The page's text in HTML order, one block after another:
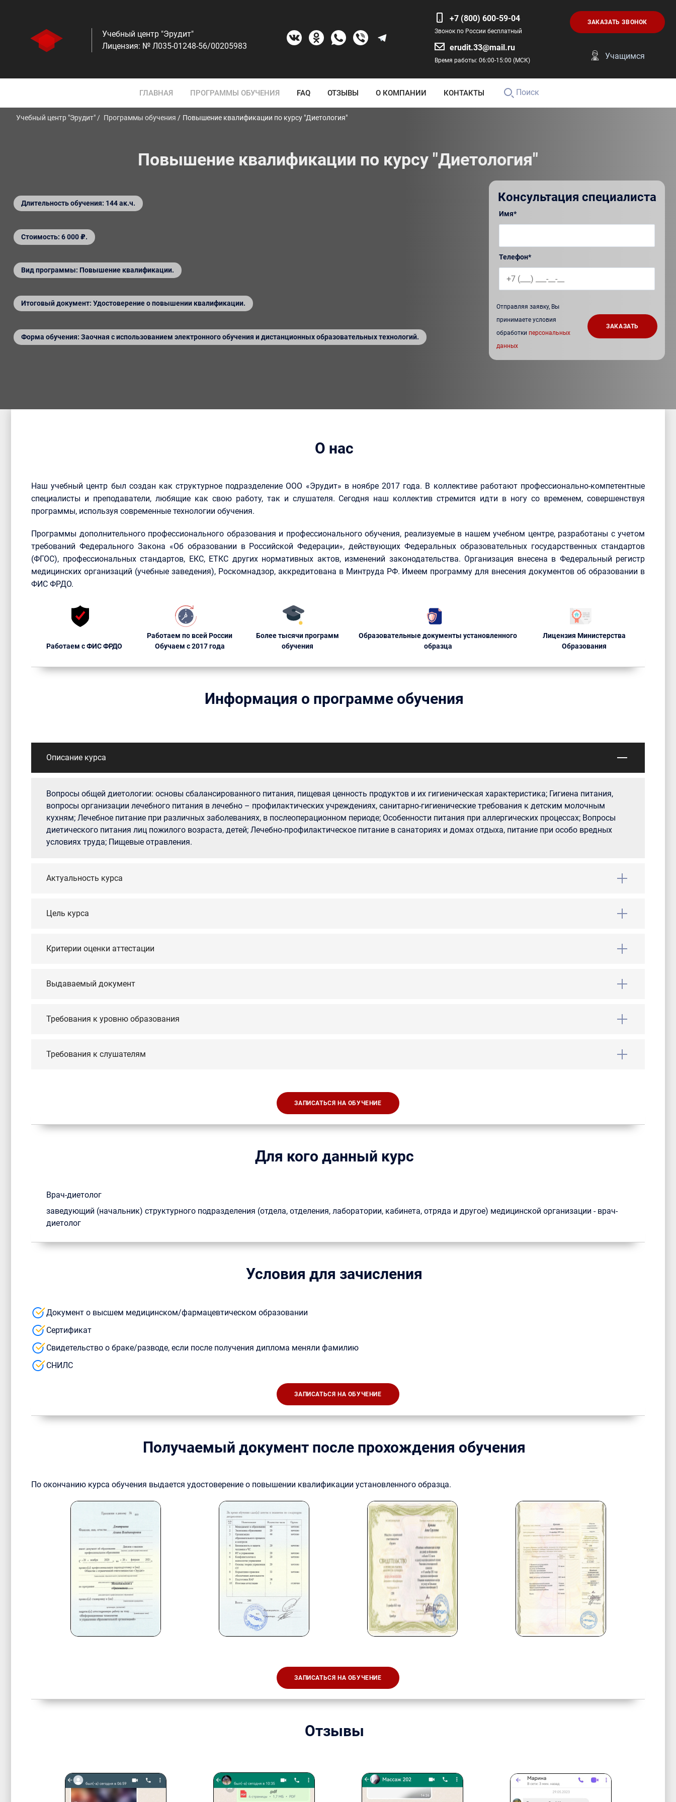
Учебный центр "Эрудит"
Лицензия: № Л035-01248-56/00205983
+7 (800) 600-59-04
Звонок по России бесплатный
erudit.33@mail.ru
Время работы: 06:00-15:00 (МСК)
ЗАКАЗАТЬ ЗВОНОК
Учащимся
ГЛАВНАЯ ПРОГРАММЫ ОБУЧЕНИЯ FAQ ОТЗЫВЫ О КОМПАНИИ КОНТАКТЫ Поиск
Учебный центр "Эрудит" Программы обучения Повышение квалификации по курсу "Диетология"
Повышение квалификации по курсу "Диетология"
Длительность обучения: 144 ак.ч.
Стоимость: 6 000 ₽.
Вид программы: Повышение квалификации.
Итоговый документ: Удостоверение о повышении квалификации.
Форма обучения: Заочная с использованием электронного обучения и дистанционных образовательных технологий.
Консультация специалиста
Имя*
Телефон*
Отправляя заявку, Вы
принимаете условия
обработки персональных
данных
О нас
Наш учебный центр был создан как структурное подразделение ООО «Эрудит» в ноябре 2017 года. В коллективе работают профессионально-компетентные
специалисты и преподаватели, любящие как свою работу, так и слушателя. Сегодня наш коллектив стремится идти в ногу со временем, совершенствуя
программы, используя современные технологии обучения.
Программы дополнительного профессионального образования и профессионального обучения, реализуемые в нашем учебном центре, разработаны с учетом
требований Федерального Закона «Об образовании в Российской Федерации», действующих Федеральных образовательных государственных стандартов
(ФГОС), профессиональных стандартов, ЕКС, ЕТКС других нормативных актов, изменений законодательства. Организация внесена в Федеральный регистр
медицинских организаций (учебные заведения), Роскомнадзор, аккредитована в Минтруда РФ. Имеем программу для внесения документов об образовании в
ФИС ФРДО.
Работаем с ФИС ФРДО
Работаем по всей России
Обучаем с 2017 года
Более тысячи программ
обучения
Образовательные документы установленного
образца
Лицензия Министерства
Образования
Информация о программе обучения
Описание курса
Вопросы общей диетологии: основы сбалансированного питания, пищевая ценность продуктов и их гигиеническая характеристика; Гигиена питания,
вопросы организации лечебного питания в лечебно – профилактических учреждениях, санитарно-гигиенические требования к детским молочным
кухням; Лечебное питание при различных заболеваниях, в послеоперационном периоде; Особенности питания при аллергических процессах; Вопросы
диетического питания лиц пожилого возраста, детей; Лечебно-профилактическое питание в санаториях и домах отдыха, питание при особо вредных
условиях труда; Пищевые отравления.
Актуальность курса
Цель курса
Критерии оценки аттестации
Выдаваемый документ
Требования к уровню образования
Требования к слушателям
ЗАПИСАТЬСЯ НА ОБУЧЕНИЕ
Для кого данный курс
Врач-диетолог
заведующий (начальник) структурного подразделения (отдела, отделения, лаборатории, кабинета, отряда и другое) медицинской организации - врач-
диетолог
Условия для зачисления
Документ о высшем медицинском/фармацевтическом образовании
Сертификат
Свидетельство о браке/разводе, если после получения диплома меняли фамилию
СНИЛС
ЗАПИСАТЬСЯ НА ОБУЧЕНИЕ
Получаемый документ после прохождения обучения
По окончанию курса обучения выдается удостоверение о повышении квалификации установленного образца.
ЗАПИСАТЬСЯ НА ОБУЧЕНИЕ
Отзывы